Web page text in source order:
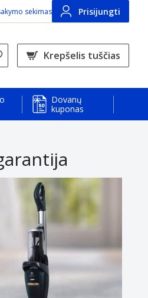
sekimas Prisijungti
Krepšelis tuščias
Dovanų
kuponas